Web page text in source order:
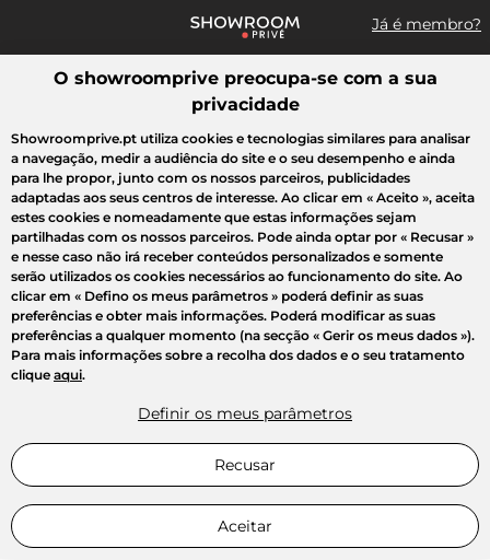
Já é membro?
Pesquisar uma marca, um artigo, uma venda...
Todas as vendas Moda Desporto Casa Criança Beleza
O showroomprive preocupa-se com a sua
privacidade
Showroomprive.pt utiliza cookies e tecnologias similares para analisar
a navegação, medir a audiência do site e o seu desempenho e ainda
para lhe propor, junto com os nossos parceiros, publicidades
adaptadas aos seus centros de interesse. Ao clicar em « Aceito », aceita
estes cookies e nomeadamente que estas informações sejam
partilhadas com os nossos parceiros. Pode ainda optar por « Recusar »
e nesse caso não irá receber conteúdos personalizados e somente
serão utilizados os cookies necessários ao funcionamento do site. Ao
clicar em « Defino os meus parâmetros » poderá definir as suas
preferências e obter mais informações. Poderá modificar as suas
preferências a qualquer momento (na secção « Gerir os meus dados »).
Para mais informações sobre a recolha dos dados e o seu tratamento
clique aqui.
Definir os meus parâmetros
Recusar
Aceitar